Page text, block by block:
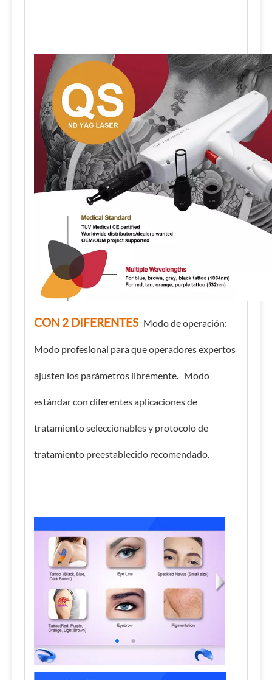
CON 2 DIFERENTES Modo de operación:
Modo profesional para que operadores expertos
ajusten los parámetros libremente. Modo
estándar con diferentes aplicaciones de
tratamiento seleccionables y protocolo de
tratamiento preestablecido recomendado.